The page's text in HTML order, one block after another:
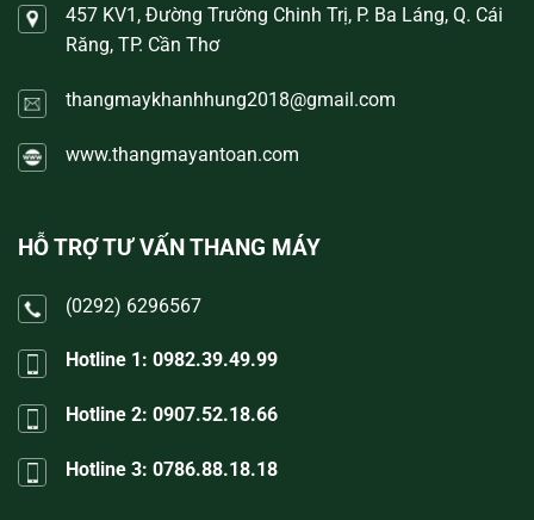
457 KV1, Đường Trường Chinh Trị, P. Ba Láng, Q. Cái
Răng, TP. Cần Thơ
thangmaykhanhhung2018@gmail.com
www.thangmayantoan.com
HỖ TRỢ TƯ VẤN THANG MÁY
(0292) 6296567
Hotline 1: 0982.39.49.99
Hotline 2: 0907.52.18.66
Hotline 3: 0786.88.18.18